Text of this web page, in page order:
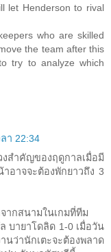
let Henderson to rival
who are skilled
the team after this
try to analyze which
า 22:34
งสำคัญของฤดูกาลเมื่อมี
อาจจะต้องพักยาวถึง 3
ากสนามในเกมที่ทีม
บายาโดลิด 1-0 เมื่อวัน
ว่านักเตะจะต้องพลาด